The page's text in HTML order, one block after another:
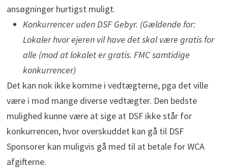
ansøgninger hurtigst muligt.
Konkurrencer uden DSF Gebyr. (Gældende for:
Lokaler hvor ejeren vil have det skal være gratis for
alle (mod at lokalet er gratis. FMC samtidige
konkurrencer)
Det kan nok ikke komme i vedtægterne, pga det ville
være i mod mange diverse vedtægter. Den bedste
mulighed kunne være at sige at DSF ikke står for
konkurrencen, hvor overskuddet kan gå til DSF
Sponsorer kan muligvis gå med til at betale for WCA
afgifterne.